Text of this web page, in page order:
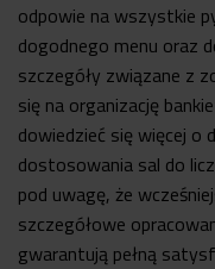
odpowie na wszystkie
dogodnego menu oraz
szczegóły związane z
się na organizację
dowiedzieć się więcej o
dostosowania sal do
pod uwagę, że
szczegółowe
gwarantują pełną